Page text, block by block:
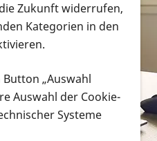
verschiedenen
Zukunft widerrufen,
Kategorien in den
„Auswahl
Auswahl der Cookie-
Systeme